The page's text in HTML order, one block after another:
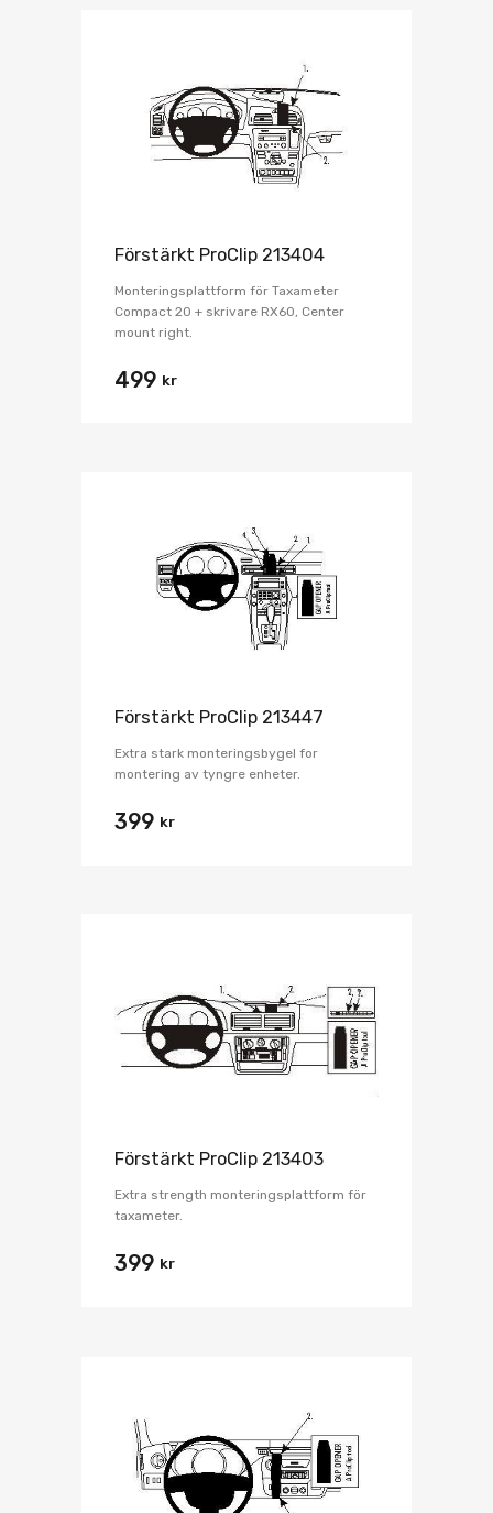
Förstärkt ProClip 213404
Monteringsplattform för Taxameter
Compact 20 + skrivare RX60, Center
mount right.
499 kr
Förstärkt ProClip 213447
Extra stark monteringsbygel for
montering av tyngre enheter.
399 kr
Förstärkt ProClip 213403
Extra strength monteringsplattform för
taxameter.
399 kr